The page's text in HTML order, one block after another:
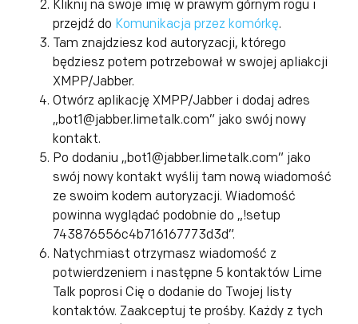
Kliknij na swoje imię w prawym górnym rogu i
przejdź do Komunikacja przez komórkę.
Tam znajdziesz kod autoryzacji, którego
będziesz potem potrzebował w swojej apliakcji
XMPP/Jabber.
Otwórz aplikację XMPP/Jabber i dodaj adres
„bot1@jabber.limetalk.com” jako swój nowy
kontakt.
Po dodaniu „bot1@jabber.limetalk.com” jako
swój nowy kontakt wyślij tam nową wiadomość
ze swoim kodem autoryzacji. Wiadomość
powinna wyglądać podobnie do „!setup
743876556c4b716167773d3d”.
Natychmiast otrzymasz wiadomość z
potwierdzeniem i następne 5 kontaktów Lime
Talk poprosi Cię o dodanie do Twojej listy
kontaktów. Zaakceptuj te prośby. Każdy z tych